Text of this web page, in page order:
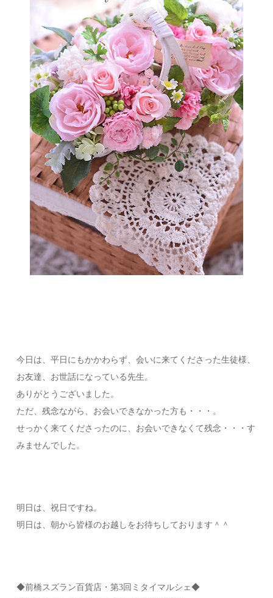
今日は、平日にもかかわらず、会いに来てくださった生徒様、
お友達、お世話になっている先生。
ありがとうございました。
ただ、残念ながら、お会いできなかった方も・・・。
せっかく来てくださったのに、お会いできなくて残念・・・す
みませんでした。
明日は、祝日ですね。
明日は、朝から皆様のお越しをお待ちしております＾＾
◆前橋スズラン百貨店・第3回ミタイマルシェ◆